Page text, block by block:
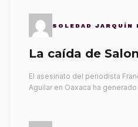
SOLEDAD JARQUÍN
La caída de
El asesinato del periodista
Aguilar en Oaxaca ha